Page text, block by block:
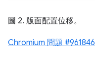
圖 2. 版面配置位移。
Chromium 問題 #961846